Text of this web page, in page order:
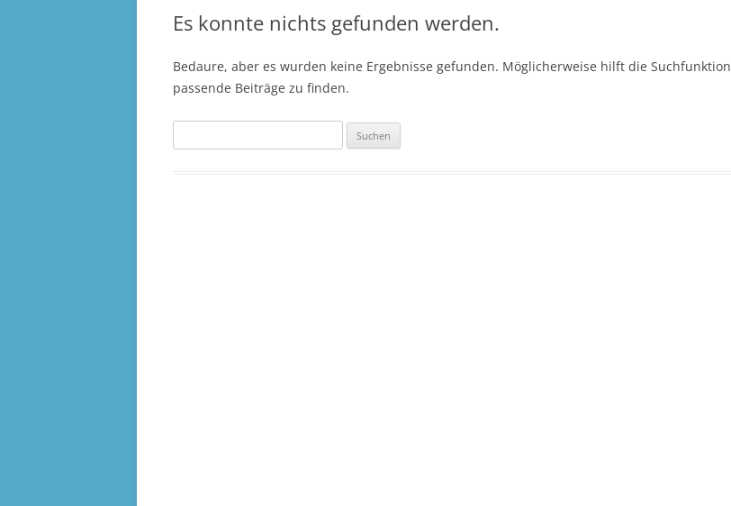
Es konnte nichts gefunden werden.
Bedaure, aber es wurden keine Ergebnisse gefunden. Möglicherweise hilft die Suchfunktion
passende Beiträge zu finden.
nach: